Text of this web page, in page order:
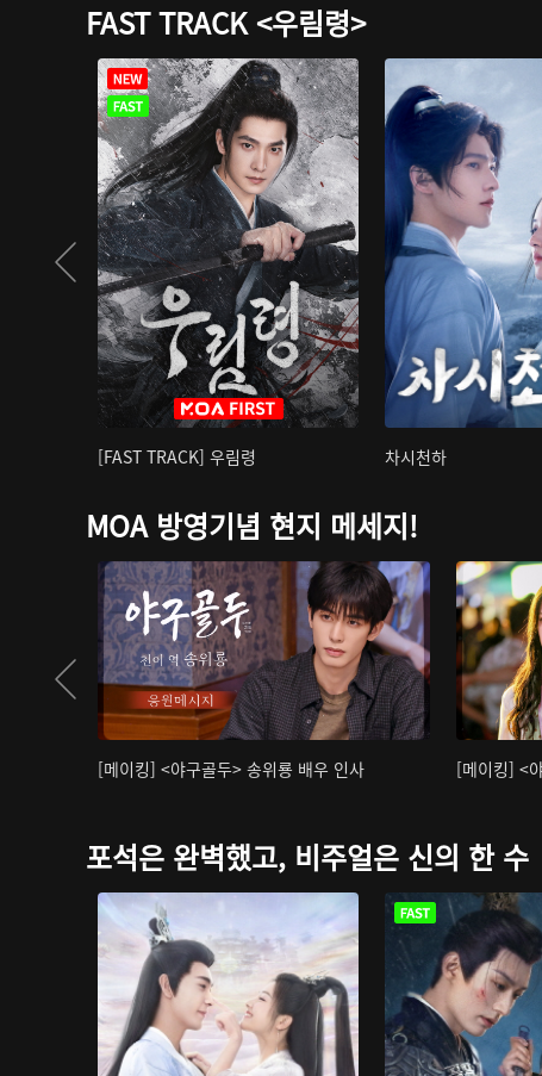
FAST TRACK <우림령>
[FAST TRACK] 우림령 차시천하
MOA 방영기념 현지 메세지!
[메이킹] <야구골두> 송위룡 배우 인사 [메이킹] <
포석은 완벽했고, 비주얼은 신의 한 수